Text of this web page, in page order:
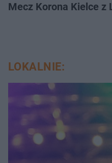
Mecz Korona Kielce z
LOKALNIE: